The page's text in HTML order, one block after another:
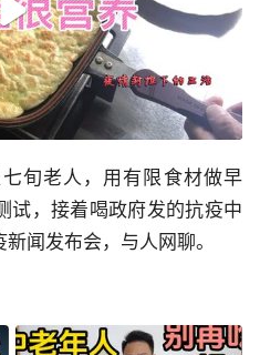
旬老人，用有限食材做早
试，接着喝政府发的抗疫中
闻发布会，与人网聊。